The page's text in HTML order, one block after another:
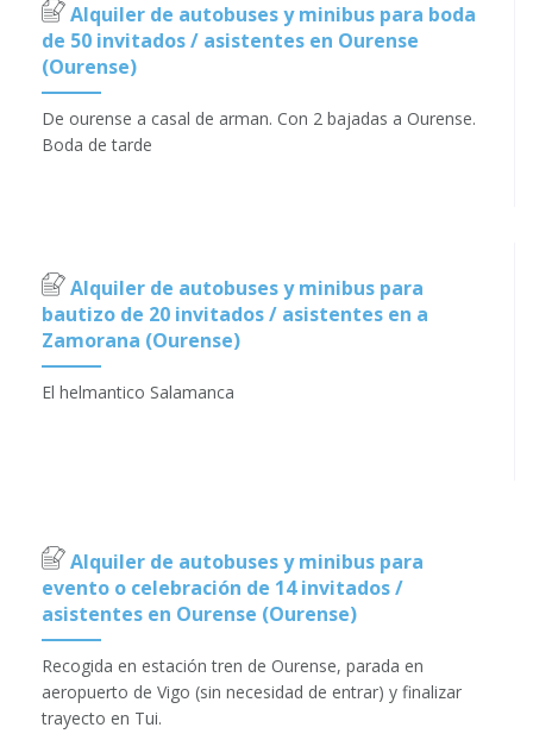
Alquiler de autobuses y minibus para boda
de 50 invitados / asistentes en Ourense
(Ourense)
De ourense a casal de arman. Con 2 bajadas a Ourense.
Boda de tarde
Alquiler de autobuses y minibus para
bautizo de 20 invitados / asistentes en a
Zamorana (Ourense)
El helmantico Salamanca
Alquiler de autobuses y minibus para
evento o celebración de 14 invitados /
asistentes en Ourense (Ourense)
Recogida en estación tren de Ourense, parada en
aeropuerto de Vigo (sin necesidad de entrar) y finalizar
trayecto en Tui.